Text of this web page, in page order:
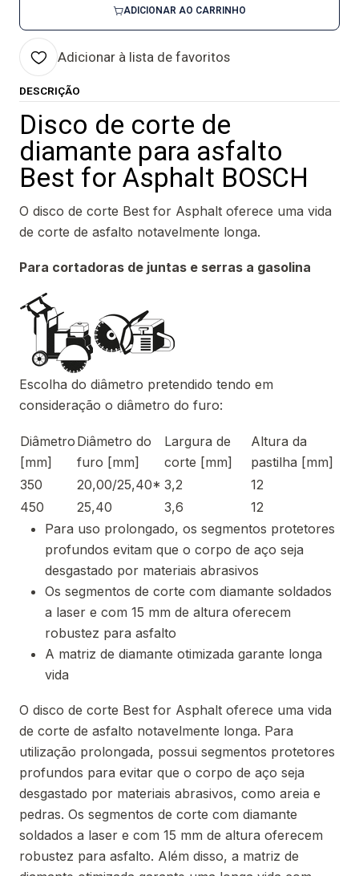
ADICIONAR AO CARRINHO
Adicionar à lista de favoritos
DESCRIÇÃO
Disco de corte de
diamante para asfalto
Best for Asphalt BOSCH
O disco de corte Best for Asphalt oferece uma vida
de corte de asfalto notavelmente longa.
Para cortadoras de juntas e serras a gasolina
Escolha do diâmetro pretendido tendo em
consideração o diâmetro do furo:
Diâmetro
[mm]
Diâmetro do
furo [mm]
Largura de
corte [mm]
Altura da
pastilha [mm]
350
20,00/25,40* 3,2
12
450
25,40 3,6
12
Para uso prolongado, os segmentos protetores
profundos evitam que o corpo de aço seja
desgastado por materiais abrasivos
Os segmentos de corte com diamante soldados
a laser e com 15 mm de altura oferecem
robustez para asfalto
A matriz de diamante otimizada garante longa
vida
O disco de corte Best for Asphalt oferece uma vida
de corte de asfalto notavelmente longa. Para
utilização prolongada, possui segmentos protetores
profundos para evitar que o corpo de aço seja
desgastado por materiais abrasivos, como areia e
pedras. Os segmentos de corte com diamante
soldados a laser e com 15 mm de altura oferecem
robustez para asfalto. Além disso, a matriz de